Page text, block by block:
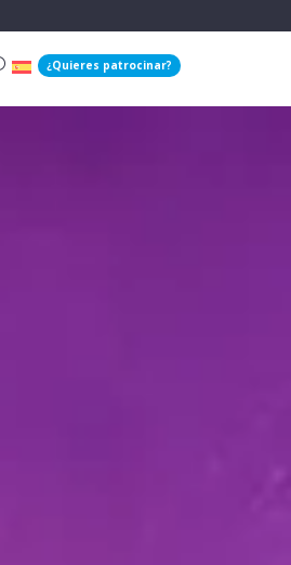
¿Quieres patrocinar?